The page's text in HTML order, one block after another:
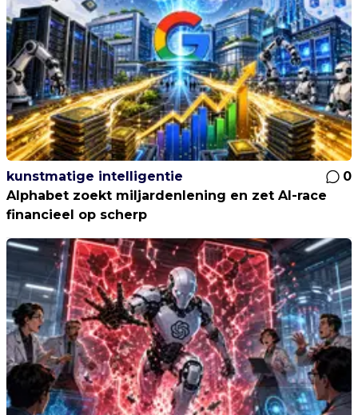
kunstmatige intelligentie
0
Alphabet zoekt miljardenlening en zet AI-race
financieel op scherp